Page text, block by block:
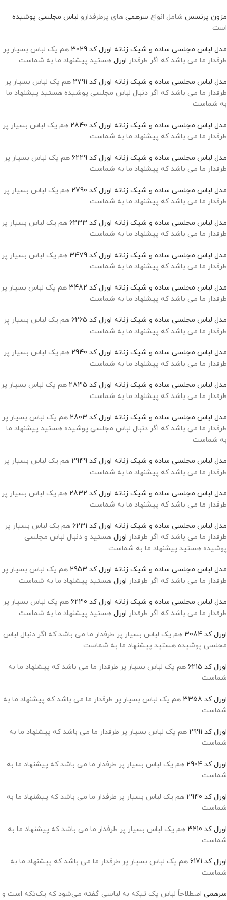
مزون پرنسس شامل انواع سرهمی های پرطرفدارو لباس مجلسی پوشیده
است
مدل لباس مجلسی ساده و شیک زنانه اورال کد 3029
هم یک لباس بسیار پر
طرفدار ما می باشد که اگر طرفدار اورال هستید پیشنهاد ما به شماست
مدل لباس مجلسی ساده و شیک زنانه اورال کد 2791
هم یک لباس بسیار پر
طرفدار ما می باشد که اگر دنبال لباس مجلسی پوشیده هستید پیشنهاد ما
به شماست
مدل لباس مجلسی ساده و شیک زنانه اورال کد 2840
هم یک لباس بسیار پر
طرفدار ما می باشد که پیشنهاد ما به شماست
مدل لباس مجلسی ساده و شیک زنانه اورال کد 6229
هم یک لباس بسیار پر
طرفدار ما می باشد که پیشنهاد ما به شماست
مدل لباس مجلسی ساده و شیک زنانه اورال کد 2790
هم یک لباس بسیار پر
طرفدار ما می باشد که پیشنهاد ما به شماست
مدل لباس مجلسی ساده و شیک زنانه اورال کد 6233
هم یک لباس بسیار پر
طرفدار ما می باشد که پیشنهاد ما به شماست
مدل لباس مجلسی ساده و شیک زنانه اورال کد 3479
هم یک لباس بسیار پر
طرفدار ما می باشد که پیشنهاد ما به شماست
مدل لباس مجلسی ساده و شیک زنانه اورال کد 3482
هم یک لباس بسیار پر
طرفدار ما می باشد که پیشنهاد ما به شماست
مدل لباس مجلسی ساده و شیک زنانه اورال کد 6265
هم یک لباس بسیار پر
طرفدار ما می باشد که پیشنهاد ما به شماست
مدل لباس مجلسی ساده و شیک زنانه اورال کد 2940
هم یک لباس بسیار پر
طرفدار ما می باشد که پیشنهاد ما به شماست
مدل لباس مجلسی ساده و شیک زنانه اورال کد 2835
هم یک لباس بسیار پر
طرفدار ما می باشد که پیشنهاد ما به شماست
مدل لباس مجلسی ساده و شیک زنانه اورال کد 2803
هم یک لباس بسیار پر
طرفدار ما می باشد که اگر دنبال لباس مجلسی پوشیده هستید پیشنهاد ما
به شماست
مدل لباس مجلسی ساده و شیک زنانه اورال کد 2949
هم یک لباس بسیار پر
طرفدار ما می باشد که پیشنهاد ما به شماست
مدل لباس مجلسی ساده و شیک زنانه اورال کد 2832
هم یک لباس بسیار پر
طرفدار ما می باشد که پیشنهاد ما به شماست
مدل لباس مجلسی ساده و شیک زنانه اورال کد 6231
هم یک لباس بسیار پر
طرفدار ما می باشد که اگر طرفدار اورال هستید و دنبال لباس مجلسی
پوشیده هستید پیشنهاد ما به شماست
مدل لباس مجلسی ساده و شیک زنانه اورال کد 2953
هم یک لباس بسیار پر
طرفدار ما می باشد که اگر طرفدار اورال هستید پیشنهاد ما به شماست
مدل لباس مجلسی ساده و شیک زنانه اورال کد 6230
هم یک لباس بسیار پر
طرفدار ما می باشد که اگر طرفدار اورال هستید پیشنهاد ما به شماست
اورال کد 3084
هم یک لباس بسیار پر طرفدار ما می باشد که اگر دنبال لباس
مجلسی پوشیده هستید پیشنهاد ما به شماست
اورال کد 6215
هم یک لباس بسیار پر طرفدار ما می باشد که پیشنهاد ما به
شماست
اورال کد 3358
هم یک لباس بسیار پر طرفدار ما می باشد که پیشنهاد ما به
شماست
اورال کد 2991
هم یک لباس بسیار پر طرفدار ما می باشد که پیشنهاد ما به
شماست
اورال کد 2904
هم یک لباس بسیار پر طرفدار ما می باشد که پیشنهاد ما به
شماست
اورال کد 2940
هم یک لباس بسیار پر طرفدار ما می باشد که پیشنهاد ما به
شماست
اورال کد 3210
هم یک لباس بسیار پر طرفدار ما می باشد که پیشنهاد ما به
شماست
اورال کد 6171
هم یک لباس بسیار پر طرفدار ما می باشد که پیشنهاد ما به
شماست
سرهمی اصطلاحاً لباس یک تیکه به لباسی گفته می‌شود که یک‌تکه است و